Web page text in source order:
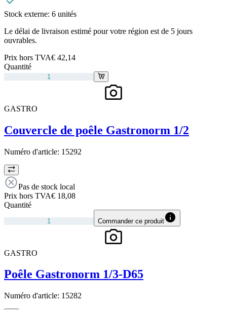
Stock externe: 6 unités
Le délai de livraison estimé pour votre région est de 5 jours
ouvrables.
Prix hors TVA€ 42,14
Quantité
GASTRO
Couvercle de poêle Gastronorm 1/2
Numéro d'article: 15292
Pas de stock local
Prix hors TVA€ 18,08
Quantité
Commander ce produit
GASTRO
Poêle Gastronorm 1/3-D65
Numéro d'article: 15282